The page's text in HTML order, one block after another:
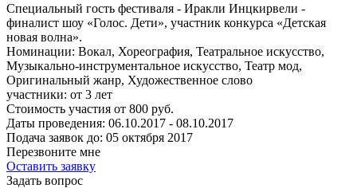
Специальный гость фестиваля - Иракли Инцкирвели -
финалист шоу «Голос. Дети», участник конкурса «Детская
новая волна».
Номинации: Вокал, Хореография, Театральное искусство,
Музыкально-инструментальное искусство, Театр мод,
Оригинальный жанр, Художественное слово
участники: от 3 лет
Стоимость участия от 800 руб.
Даты проведения: 06.10.2017 - 08.10.2017
Подача заявок до: 05 октября 2017
Перезвоните мне
Оставить заявку
Задать вопрос